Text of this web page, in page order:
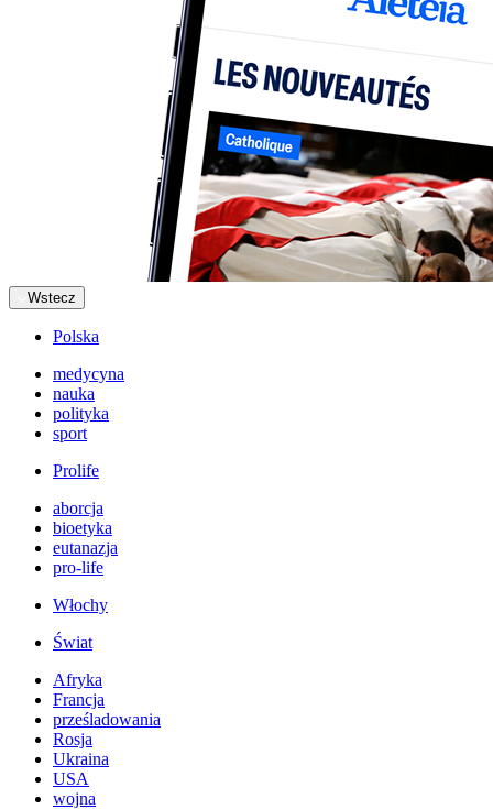
Wstecz
Polska
medycyna
nauka
polityka
sport
Prolife
aborcja
bioetyka
eutanazja
pro-life
Włochy
Świat
Afryka
Francja
prześladowania
Rosja
Ukraina
USA
wojna